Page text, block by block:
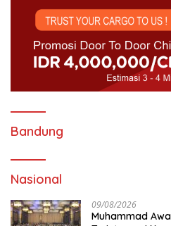
Bandung
Nasional
09/08/2026
Muhammad